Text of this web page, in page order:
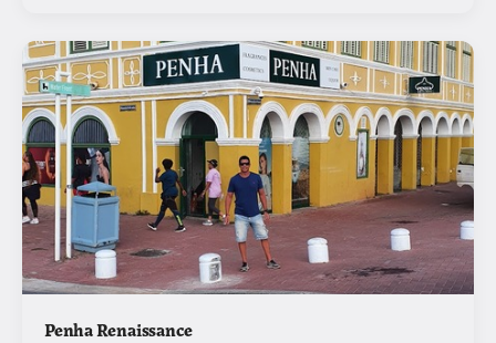
Penha Renaissance